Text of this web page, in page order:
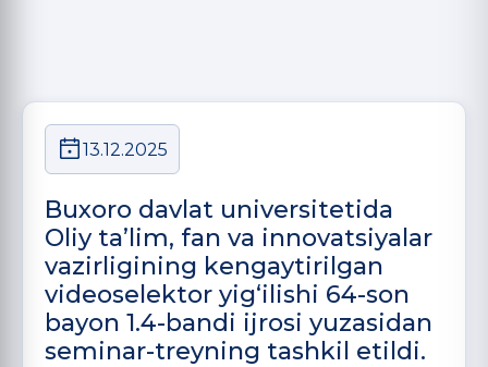
13.12.2025
Buxoro davlat universitetida
Oliy ta’lim, fan va innovatsiyalar
vazirligining kengaytirilgan
videoselektor yig‘ilishi 64-son
bayon 1.4-bandi ijrosi yuzasidan
seminar-treyning tashkil etildi.